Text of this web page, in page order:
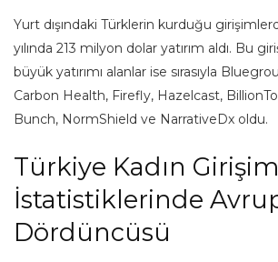
Yurt dışındaki Türklerin kurduğu
yılında 213 milyon dolar yatırım aldı. Bu
büyük yatırımı alanlar ise sırasıyla
Carbon Health, Firefly, Hazelcast,
Bunch, NormShield ve NarrativeDx oldu.
Türkiye Kadın
İstatistiklerinde
Dördüncüsü